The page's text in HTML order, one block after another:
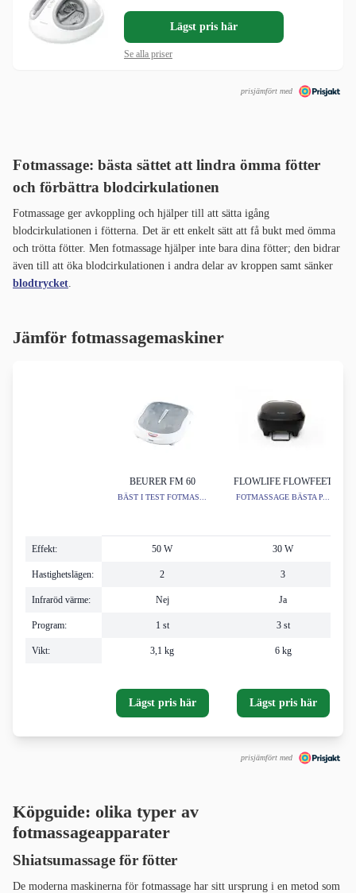
Lägst pris här
Se alla priser
prisjämfört med
Fotmassage: bästa sättet att lindra ömma fötter
och förbättra blodcirkulationen
Fotmassage ger avkoppling och hjälper till att sätta igång
blodcirkulationen i fötterna. Det är ett enkelt sätt att få bukt med ömma
och trötta fötter. Men fotmassage hjälper inte bara dina fötter; den bidrar
även till att öka blodcirkulationen i andra delar av kroppen samt sänker
blodtrycket
Jämför fotmassagemaskiner
Effekt:
Hastighetslägen:
Infraröd värme:
Program:
Vikt:
BEURER FM 60
BÄST I TEST FOTMAS...
50 W
2
Nej
1 st
3,1 kg
Lägst pris här
FLOWLIFE FLOWFEET
FOTMASSAGE BÄSTA P...
30 W
3
Ja
3 st
6 kg
Lägst pris här
prisjämfört med
Köpguide: olika typer av
fotmassageapparater
Shiatsumassage för fötter
De moderna maskinerna för fotmassage har sitt ursprung i en metod som